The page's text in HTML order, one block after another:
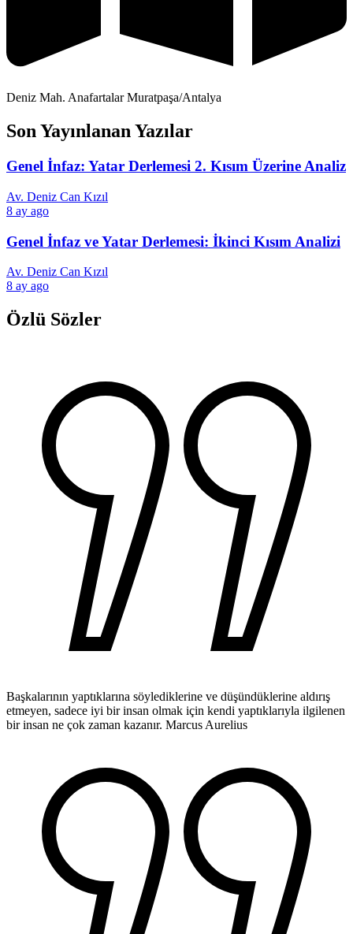
Deniz Mah. Anafartalar Muratpaşa/Antalya
Son Yayınlanan Yazılar
Genel İnfaz: Yatar Derlemesi 2. Kısım Üzerine Analiz
Av. Deniz Can Kızıl
8 ay ago
Genel İnfaz ve Yatar Derlemesi: İkinci Kısım Analizi
Av. Deniz Can Kızıl
8 ay ago
Özlü Sözler
Başkalarının yaptıklarına söylediklerine ve düşündüklerine aldırış
etmeyen, sadece iyi bir insan olmak için kendi yaptıklarıyla ilgilenen
bir insan ne çok zaman kazanır. Marcus Aurelius